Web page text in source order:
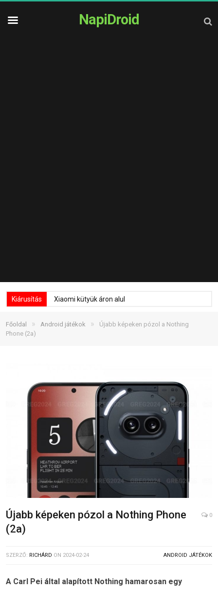
NapiDroid
Kiárusítás Xiaomi kütyük áron alul
Főoldal » Android játékok »
Újabb képeken pózol a Nothing
Phone (2a)
Újabb képeken pózol a Nothing Phone
(2a)
0
SZERZŐ: RICHÁRD ON 2024-02-24 ANDROID JÁTÉKOK
A Carl Pei által alapított Nothing hamarosan egy